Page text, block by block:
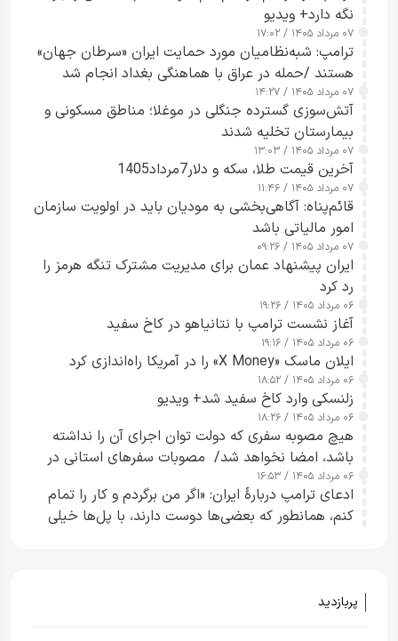
نگه دارد+ ویدیو
۰۷ مرداد ۱۴۰۵ / ۱۷:۰۲
ترامپ: شبه‌نظامیان مورد حمایت ایران «سرطان جهان»
هستند /حمله در عراق با هماهنگی بغداد انجام شد
۰۷ مرداد ۱۴۰۵ / ۱۴:۲۷
آتش‌سوزی گسترده جنگلی در موغلا؛ مناطق مسکونی و
بیمارستان تخلیه شدند
۰۷ مرداد ۱۴۰۵ / ۱۳:۰۳
آخرین قیمت طلا، سکه و دلار7مرداد1405
۰۷ مرداد ۱۴۰۵ / ۱۱:۴۶
قائم‌پناه: آگاهی‌بخشی به مودیان باید در اولویت سازمان
امور مالیاتی باشد
۰۷ مرداد ۱۴۰۵ / ۰۹:۲۶
ایران پیشنهاد عمان برای مدیریت مشترک تنگه هرمز را
رد کرد
۰۶ مرداد ۱۴۰۵ / ۱۹:۲۶
آغاز نشست ترامپ با نتانیاهو در کاخ سفید
۰۶ مرداد ۱۴۰۵ / ۱۹:۱۶
ایلان ماسک «X Money» را در آمریکا راه‌اندازی کرد
۰۶ مرداد ۱۴۰۵ / ۱۸:۵۲
زلنسکی وارد کاخ سفید شد+ ویدیو
۰۶ مرداد ۱۴۰۵ / ۱۸:۲۶
هیچ مصوبه سفری که دولت توان اجرای آن را نداشته
باشد، امضا نخواهد شد/ مصوبات سفرهای استانی در
چارچوب قانون بودجه است+ عکس
۰۶ مرداد ۱۴۰۵ / ۱۶:۵۳
ادعای ترامپ دربارهٔ ایران: «اگر من برگردم و کار را تمام
کنم، همانطور که بعضی‌ها دوست دارند، با پل‌ها خیلی
پربازدید